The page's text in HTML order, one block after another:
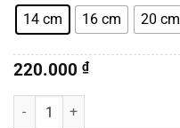
14 cm 16 cm 20 cm
220.000 ₫
Bánh kem nữ A31 số lượng